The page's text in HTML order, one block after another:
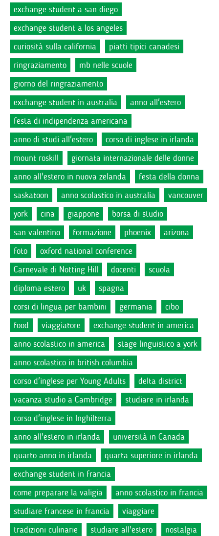
exchange student a san diego
exchange student a los angeles
curiosità sulla california
piatti tipici canadesi
ringraziamento
mb nelle scuole
giorno del ringraziamento
exchange student in australia
anno all'estero
festa di indipendenza americana
anno di studi all'estero
corso di inglese in irlanda
mount roskill
giornata internazionale delle donne
anno all'estero in nuova zelanda
festa della donna
saskatoon
anno scolastico in australia
vancouver
york
cina giappone
borsa di studio
san valentino
formazione phoenix
arizona
foto
oxford national conference
Carnevale di Notting Hill
docenti
scuola
diploma estero
uk
spagna
corsi di lingua per bambini
germania
cibo
food
viaggiatore
exchange student in america
anno scolastico in america
stage linguistico a york
anno scolastico in british columbia
corso d'inglese per Young Adults
delta district
vacanza studio a Cambridge
studiare in irlanda
corso d'inglese in Inghilterra
anno all'estero in irlanda
università in Canada
quarto anno in irlanda
quarta superiore in irlanda
exchange student in francia
come preparare la valigia
anno scolastico in francia
studiare francese in francia
viaggiare
tradizioni culinarie
studiare all'estero
nostalgia